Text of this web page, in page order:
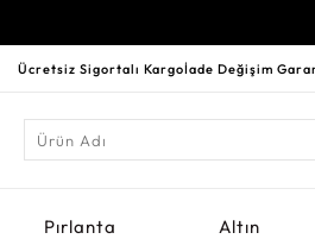
Ücretsiz Sigortalı Kargoİade Değişim
Pırlanta Altın